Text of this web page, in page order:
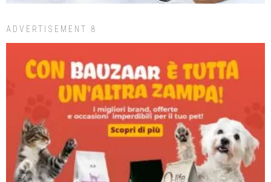
ADVERTISEMENT 8